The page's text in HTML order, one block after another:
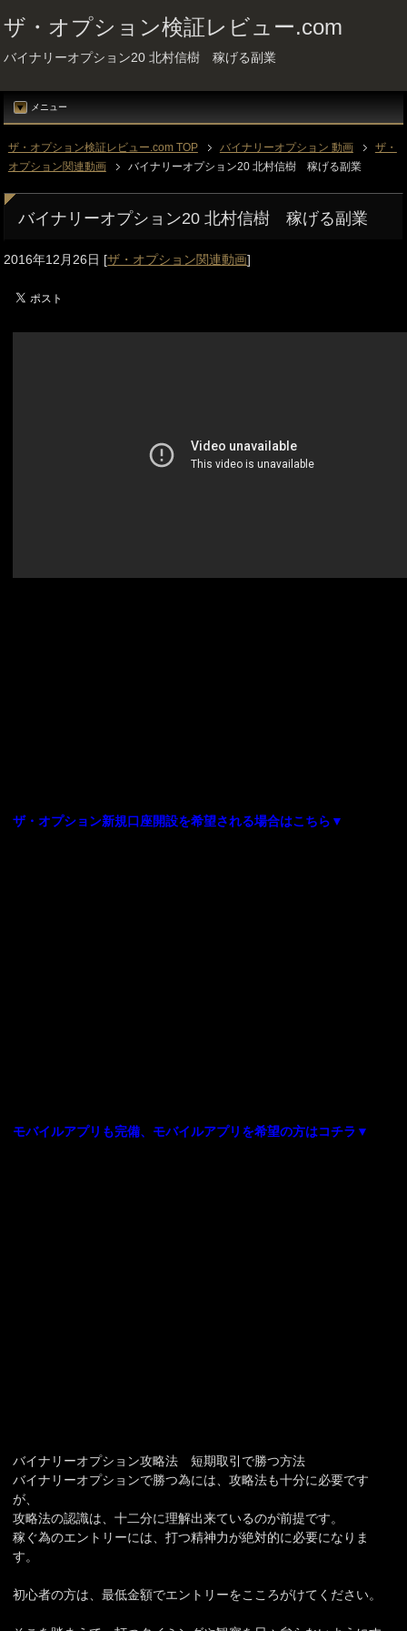
ザ・オプション検証レビュー.com
バイナリーオプション20 北村信樹 稼げる副業
メニュー
ザ・オプション検証レビュー.com TOP バイナリーオプション 動画
ザ・
オプション関連動画
バイナリーオプション20 北村信樹 稼げる副業
バイナリーオプション20 北村信樹 稼げる副業
2016年12月26日 [ザ・オプション関連動画]
ザ・オプション新規口座開設を希望される場合はこちら▼
モバイルアプリも完備、モバイルアプリを希望の方はコチラ▼
バイナリーオプション攻略法 短期取引で勝つ方法
バイナリーオプションで勝つ為には、攻略法も十分に必要です
が、
攻略法の認識は、十二分に理解出来ているのが前提です。
稼ぐ為のエントリーには、打つ精神力が絶対的に必要になりま
す。
初心者の方は、最低金額でエントリーをこころがけてください。